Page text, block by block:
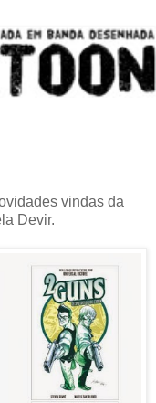
vindas da
Devir.